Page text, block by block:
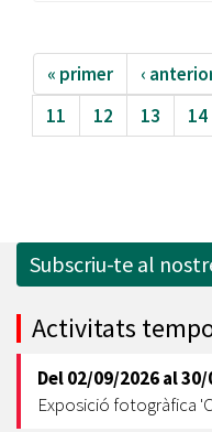
« primer ‹
11
12 13 14
Subscriu-te al
Activitats
Del02/09/2026al30/
Exposició fotogràfica